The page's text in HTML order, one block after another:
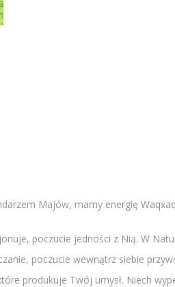
Majów, mamy energię
poczucie jedności z Nią. W
poczucie wewnątrz siebie
produkuje Twój umysł. Niech